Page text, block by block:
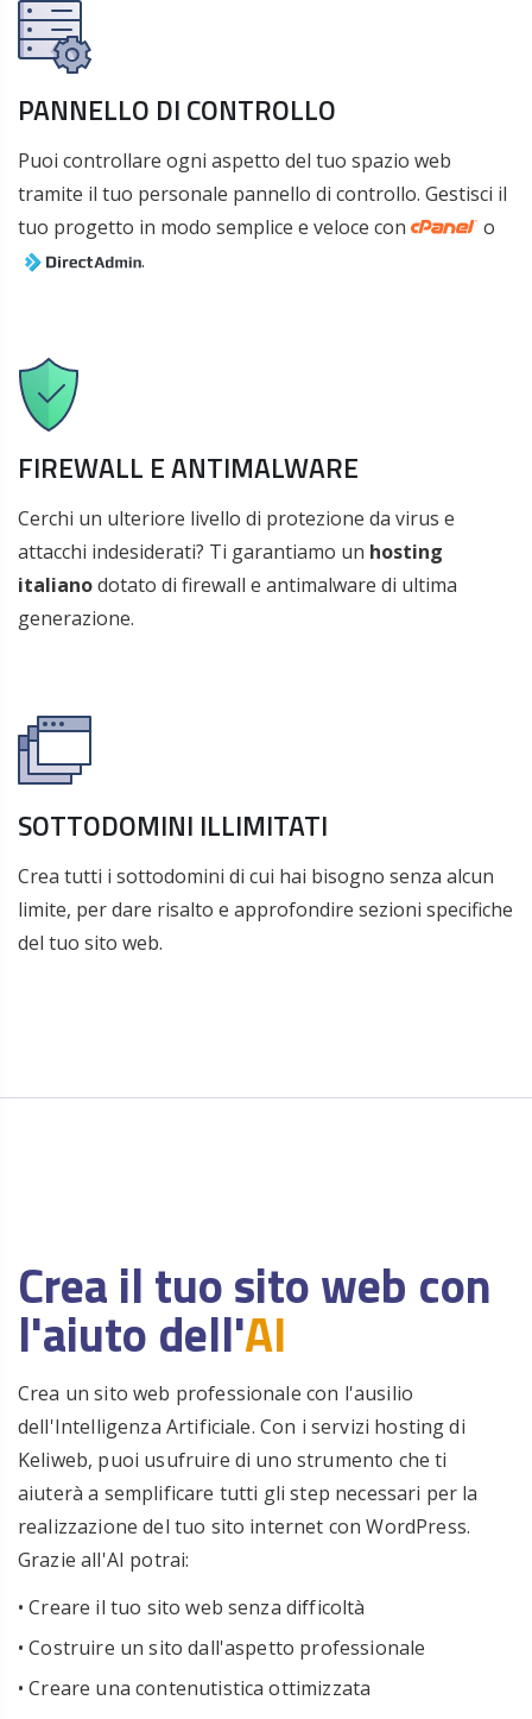
PANNELLO DI CONTROLLO
Puoi controllare ogni aspetto del tuo spazio web
tramite il tuo personale pannello di controllo. Gestisci il
tuo progetto in modo semplice e veloce con
o
.
FIREWALL E ANTIMALWARE
Cerchi un ulteriore livello di protezione da virus e
attacchi indesiderati? Ti garantiamo un hosting
italianodotato di firewall e antimalware di ultima
generazione.
SOTTODOMINI ILLIMITATI
Crea tutti i sottodomini di cui hai bisogno senza alcun
limite, per dare risalto e approfondire sezioni specifiche
del tuo sito web.
Crea il tuo sito web con
l'aiuto dell'AI
Crea un sito web professionale con l'ausilio
dell'Intelligenza Artificiale. Con i servizi hosting di
Keliweb, puoi usufruire di uno strumento che ti
aiuterà a semplificare tutti gli step necessari per la
realizzazione del tuo sito internet con WordPress.
Grazie all'AI potrai:
• Creare il tuo sito web senza difficoltà
• Costruire un sito dall'aspetto professionale
• Creare una contenutistica ottimizzata